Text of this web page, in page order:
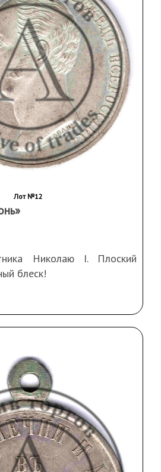
Лот №12
Николаю I. Плоский
блеск!